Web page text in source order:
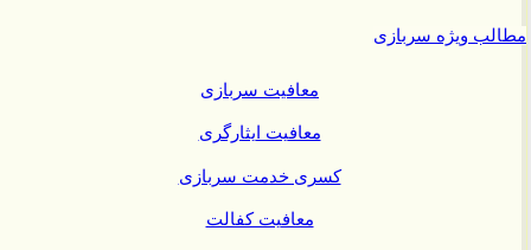
ویژه سربازی
معافیت سربازی
معافیت ایثارگری
کسری خدمت سربازی
معافیت کفالت